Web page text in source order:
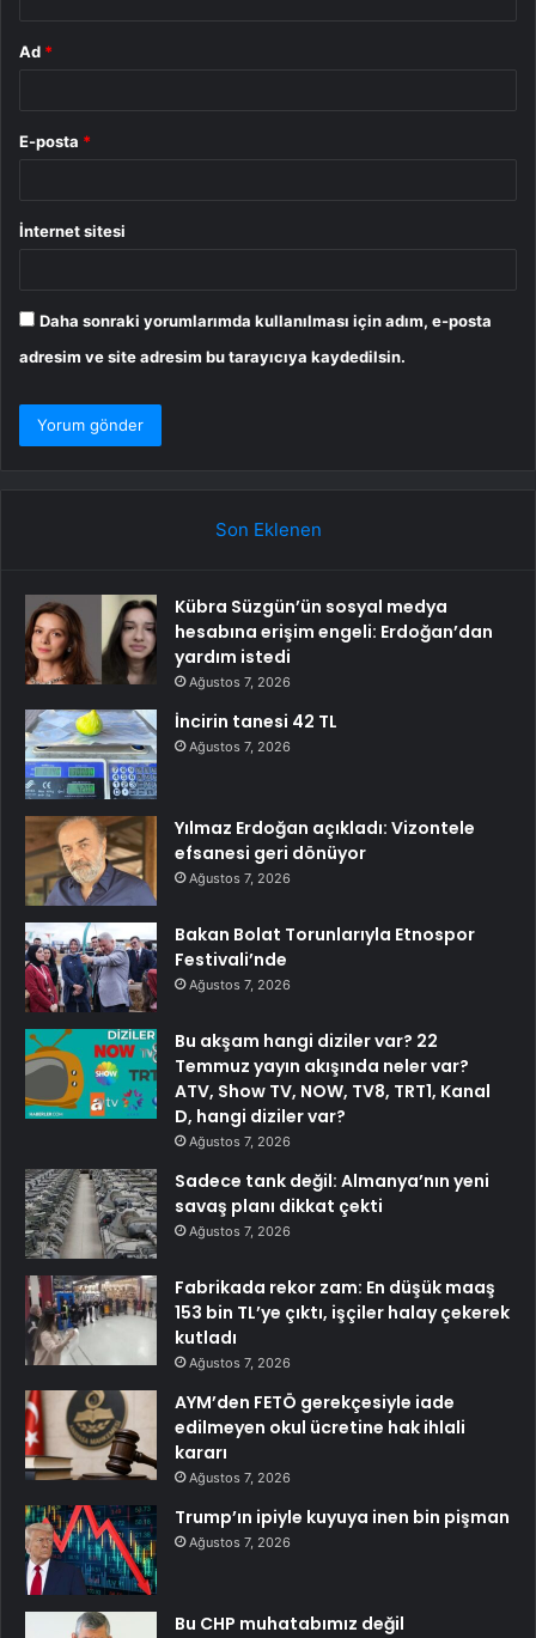
Ad *
E-posta *
İnternet sitesi
Daha sonraki yorumlarımda kullanılması için adım, e-posta
adresim ve site adresim bu tarayıcıya kaydedilsin.
Son Eklenen
Kübra Süzgün’ün sosyal medya
hesabına erişim engeli: Erdoğan’dan
yardım istedi
Ağustos 7, 2026
İncirin tanesi 42 TL
Ağustos 7, 2026
Yılmaz Erdoğan açıkladı: Vizontele
efsanesi geri dönüyor
Ağustos 7, 2026
Bakan Bolat Torunlarıyla Etnospor
Festivali’nde
Ağustos 7, 2026
Bu akşam hangi diziler var? 22
Temmuz yayın akışında neler var?
ATV, Show TV, NOW, TV8, TRT1, Kanal
D, hangi diziler var?
Ağustos 7, 2026
Sadece tank değil: Almanya’nın yeni
savaş planı dikkat çekti
Ağustos 7, 2026
Fabrikada rekor zam: En düşük maaş
153 bin TL’ye çıktı, işçiler halay çekerek
kutladı
Ağustos 7, 2026
AYM’den FETÖ gerekçesiyle iade
edilmeyen okul ücretine hak ihlali
kararı
Ağustos 7, 2026
Trump’ın ipiyle kuyuya inen bin pişman
Ağustos 7, 2026
Bu CHP muhatabımız değil